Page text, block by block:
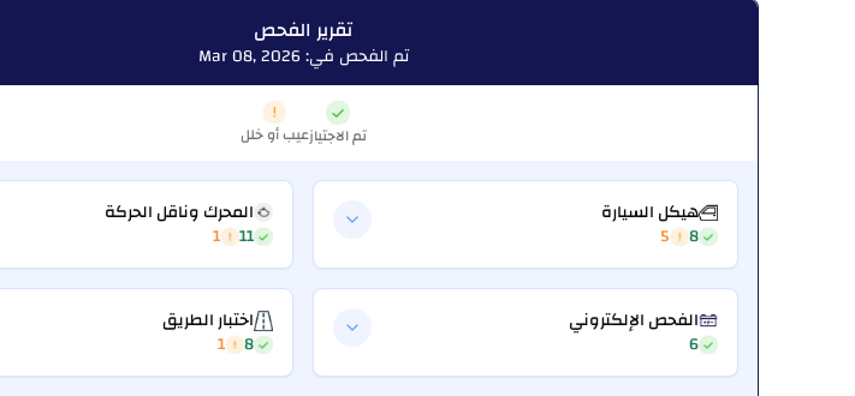
تقرير الفحص
تم الفحص في: Mar 08, 2026
تم الاجتيازعيب أو خلل
هيكل السيارة
8
5
المحرك وناقل الحركة
11
1
الفحص الإلكتروني
6
اختبار الطريق
8
1